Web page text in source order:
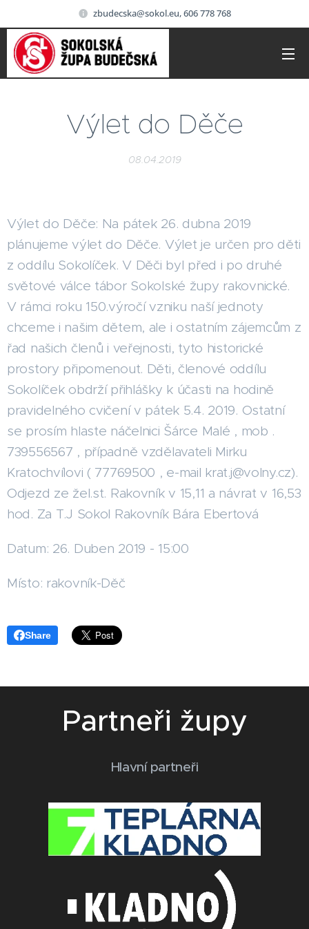
zbudecska@sokol.eu, 606 778 768
Výlet do Děče
08.04.2019
Výlet do Děče: Na pátek 26. dubna 2019
plánujeme výlet do Děče. Výlet je určen pro děti
z oddílu Sokolíček. V Děči byl před i po druhé
světové válce tábor Sokolské župy rakovnické.
V rámci roku 150.výročí vzniku naší jednoty
chceme i našim dětem, ale i ostatním zájemcům z
řad našich členů i veřejnosti, tyto historické
prostory připomenout. Děti, členové oddílu
Sokolíček obdrží přihlášky k účasti na hodině
pravidelného cvičení v pátek 5.4. 2019. Ostatní
se prosím hlaste náčelnici Šárce Malé , mob .
739556567 , případně vzdělavateli Mirku
Kratochvílovi ( 77769500 , e-mail krat.j@volny.cz).
Odjezd ze žel.st. Rakovník v 15,11 a návrat v 16,53
hod. Za T.J Sokol Rakovník Bára Ebertová
Datum: 26. Duben 2019 - 15:00
Místo: rakovník-Děč
Share
Partneři župy
Hlavní partneři